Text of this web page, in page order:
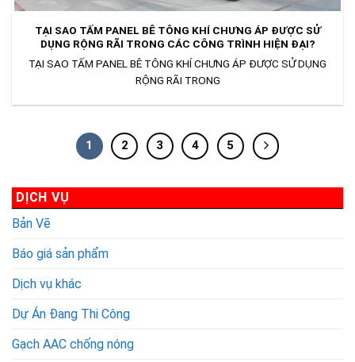
TẠI SAO TẤM PANEL BÊ TÔNG KHÍ CHƯNG ÁP ĐƯỢC SỬ
DỤNG RỘNG RÃI TRONG CÁC CÔNG TRÌNH HIỆN ĐẠI?
TẠI SAO TẤM PANEL BÊ TÔNG KHÍ CHƯNG ÁP ĐƯỢC SỬ DỤNG
RỘNG RÃI TRONG
1 2 3 4 5
DỊCH VỤ
Bản Vẽ
Báo giá sản phẩm
Dịch vụ khác
Dự Án Đang Thi Công
Gạch AAC chống nóng